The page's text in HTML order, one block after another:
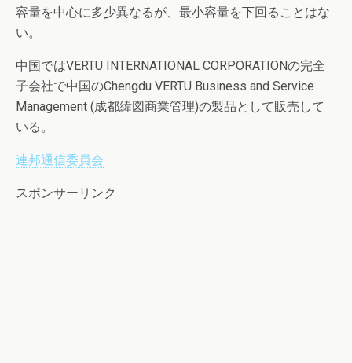
容量を中心に多少異なるが、最小容量を下回ることはな
い。
中国ではVERTU INTERNATIONAL CORPORATIONの完全
子会社で中国のChengdu VERTU Business and Service
Management (成都緯図商業管理)の製品として販売して
いる。
連邦通信委員会
スポンサーリンク